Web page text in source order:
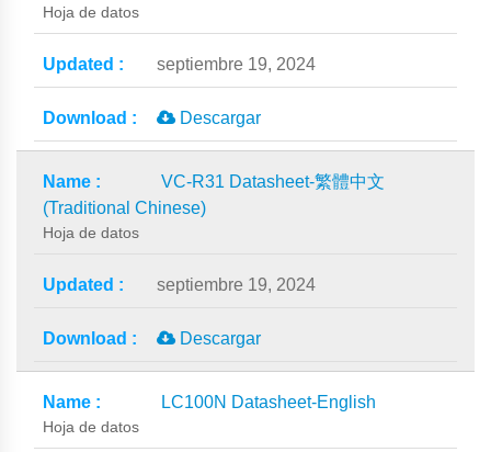
Hoja de datos
septiembre 19, 2024
Descargar
VC-R31 Datasheet-繁體中文
(Traditional Chinese)
Hoja de datos
septiembre 19, 2024
Descargar
LC100N Datasheet-English
Hoja de datos